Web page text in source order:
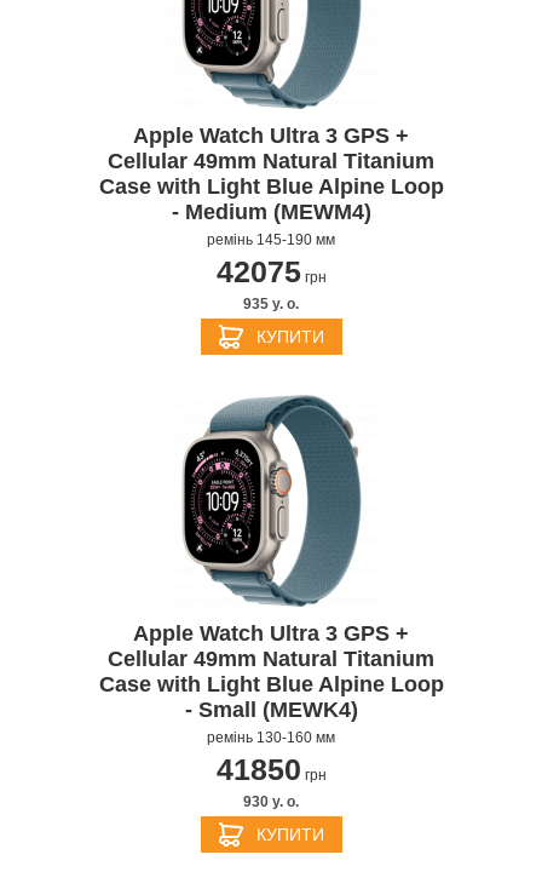
Apple Watch Ultra 3 GPS +
Cellular 49mm Natural Titanium
Case with Light Blue Alpine Loop
- Medium (MEWM4)
ремінь 145-190 мм
42075грн
935 y. о.
КУПИТИ
Apple Watch Ultra 3 GPS +
Cellular 49mm Natural Titanium
Case with Light Blue Alpine Loop
- Small (MEWK4)
ремінь 130-160 мм
41850 грн
930 y. о.
КУПИТИ